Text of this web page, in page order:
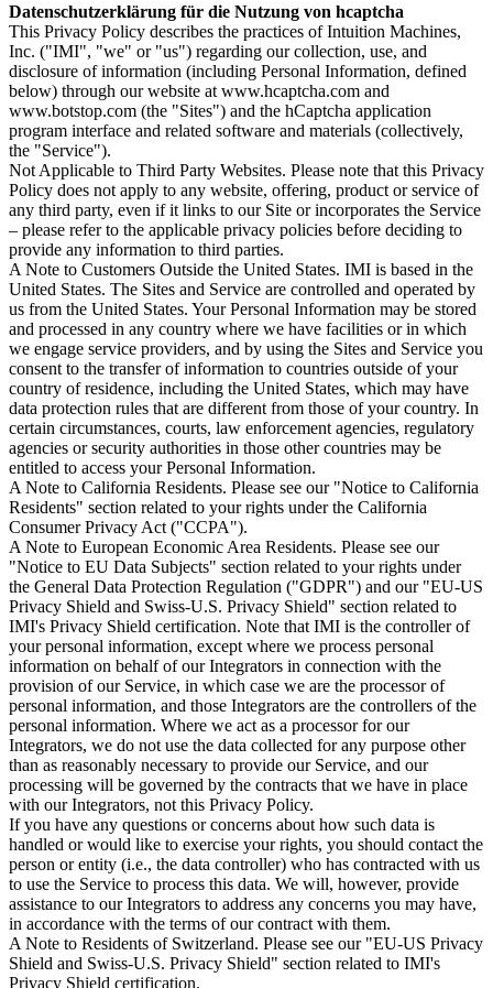
Datenschutzerklärung für die Nutzung von hcaptcha
This Privacy Policy describes the practices of Intuition Machines,
Inc. ("IMI", "we" or "us") regarding our collection, use, and
disclosure of information (including Personal Information, defined
below) through our website at www.hcaptcha.com and
www.botstop.com (the "Sites") and the hCaptcha application
program interface and related software and materials (collectively,
the "Service").
Not Applicable to Third Party Websites. Please note that this Privacy
Policy does not apply to any website, offering, product or service of
any third party, even if it links to our Site or incorporates the Service
– please refer to the applicable privacy policies before deciding to
provide any information to third parties.
A Note to Customers Outside the United States. IMI is based in the
United States. The Sites and Service are controlled and operated by
us from the United States. Your Personal Information may be stored
and processed in any country where we have facilities or in which
we engage service providers, and by using the Sites and Service you
consent to the transfer of information to countries outside of your
country of residence, including the United States, which may have
data protection rules that are different from those of your country. In
certain circumstances, courts, law enforcement agencies, regulatory
agencies or security authorities in those other countries may be
entitled to access your Personal Information.
A Note to California Residents. Please see our "Notice to California
Residents" section related to your rights under the California
Consumer Privacy Act ("CCPA").
A Note to European Economic Area Residents. Please see our
"Notice to EU Data Subjects" section related to your rights under
the General Data Protection Regulation ("GDPR") and our "EU-US
Privacy Shield and Swiss-U.S. Privacy Shield" section related to
IMI's Privacy Shield certification. Note that IMI is the controller of
your personal information, except where we process personal
information on behalf of our Integrators in connection with the
provision of our Service, in which case we are the processor of
personal information, and those Integrators are the controllers of the
personal information. Where we act as a processor for our
Integrators, we do not use the data collected for any purpose other
than as reasonably necessary to provide our Service, and our
processing will be governed by the contracts that we have in place
with our Integrators, not this Privacy Policy.
If you have any questions or concerns about how such data is
handled or would like to exercise your rights, you should contact the
person or entity (i.e., the data controller) who has contracted with us
to use the Service to process this data. We will, however, provide
assistance to our Integrators to address any concerns you may have,
in accordance with the terms of our contract with them.
A Note to Residents of Switzerland. Please see our "EU-US Privacy
Shield and Swiss-U.S. Privacy Shield" section related to IMI's
Privacy Shield certification.